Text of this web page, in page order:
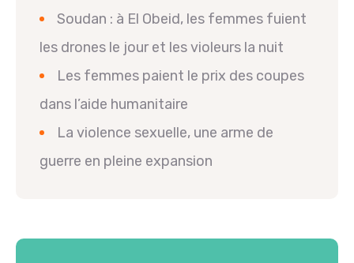
Soudan : à El Obeid, les femmes fuient
les drones le jour et les violeurs la nuit
Les femmes paient le prix des coupes
dans l’aide humanitaire
La violence sexuelle, une arme de
guerre en pleine expansion